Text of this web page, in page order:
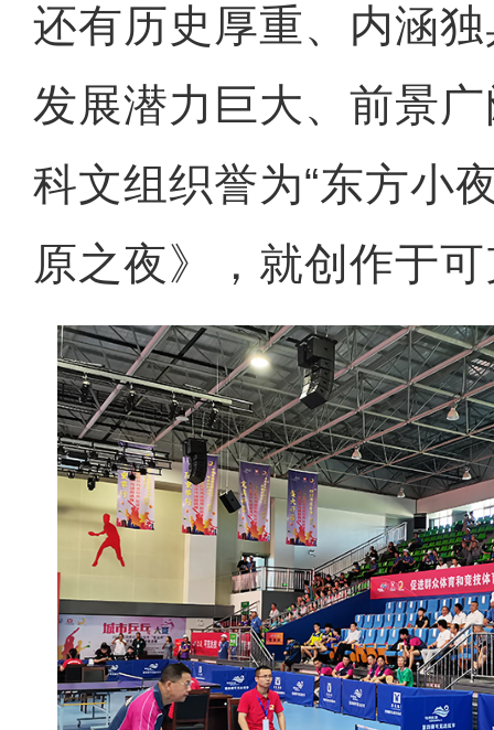
还有历史厚重、内涵
发展潜力巨大、前景
科文组织誉为“东方小
原之夜》，就创作于